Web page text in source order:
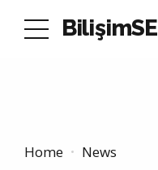
BilişimSE
Home News